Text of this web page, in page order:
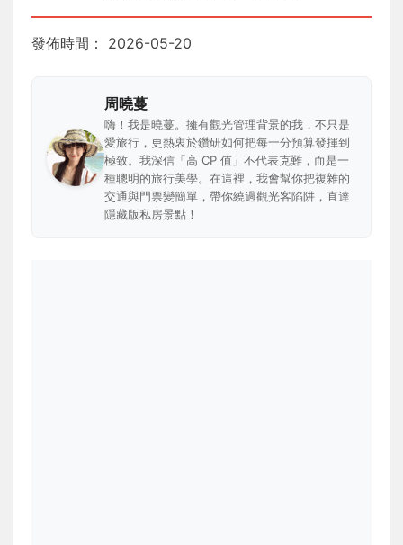
發佈時間： 2026-05-20
周曉蔓
嗨！我是曉蔓。擁有觀光管理背景的我，不只是
愛旅行，更熱衷於鑽研如何把每一分預算發揮到
極致。我深信「高 CP 值」不代表克難，而是一
種聰明的旅行美學。在這裡，我會幫你把複雜的
交通與門票變簡單，帶你繞過觀光客陷阱，直達
隱藏版私房景點！